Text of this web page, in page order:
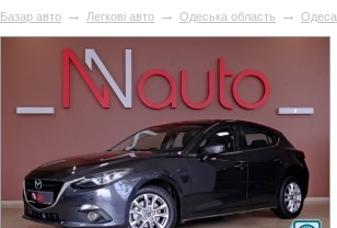
Базар авто → Легкові авто → Одеська область → Одеса